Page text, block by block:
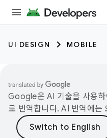
UI DESIGN MOBILE
Google은 AI 기술을 사용하
로 번역합니다. AI 번역에는